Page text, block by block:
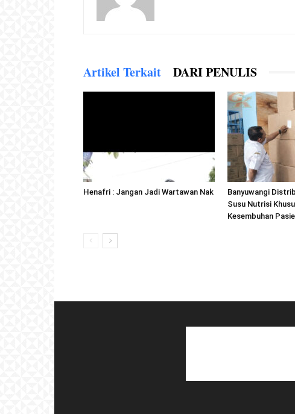
Artikel Terkait DARI PENULIS
Henafri : Jangan Jadi Wartawan Nak
Banyuwangi
Susu Nutrisi
Kesembuhan